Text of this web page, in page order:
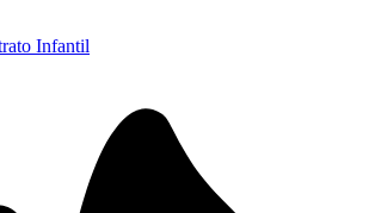
Infantil